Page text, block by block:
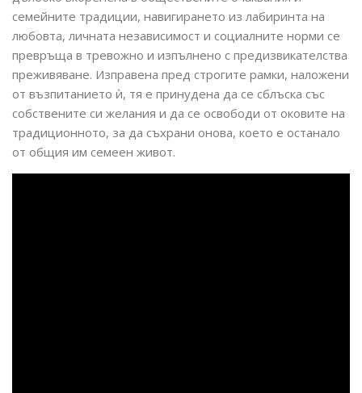
семейните традиции, навигирането из лабиринта на
любовта, личната независимост и социалните норми се
превръща в тревожно и изпълнено с предизвикателства
преживяване. Изправена пред строгите рамки, наложени
от възпитанието ѝ, тя е принудена да се сблъска със
собствените си желания и да се освободи от оковите на
традиционното, за да съхрани онова, което е останало
от общия им семеен живот.